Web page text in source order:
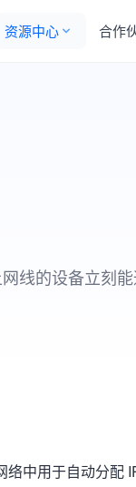
资源中心 合作
线的设备立刻能
中用于自动分配